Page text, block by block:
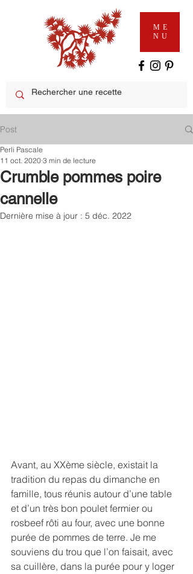
ME
NU
Post
Crumble pommes poire
cannelle
Perli Pascale
11 oct. 2020 3 min de lecture
Dernière mise à jour : 5 déc. 2022
Avant, au XXème siècle, existait la
tradition du repas du dimanche en
famille, tous réunis autour d’une table
et d’un très bon poulet fermier ou
rosbeef rôti au four, avec une bonne
purée de pommes de terre. Je me
souviens du trou que l’on faisait, avec
sa cuillère, dans la purée pour y loger